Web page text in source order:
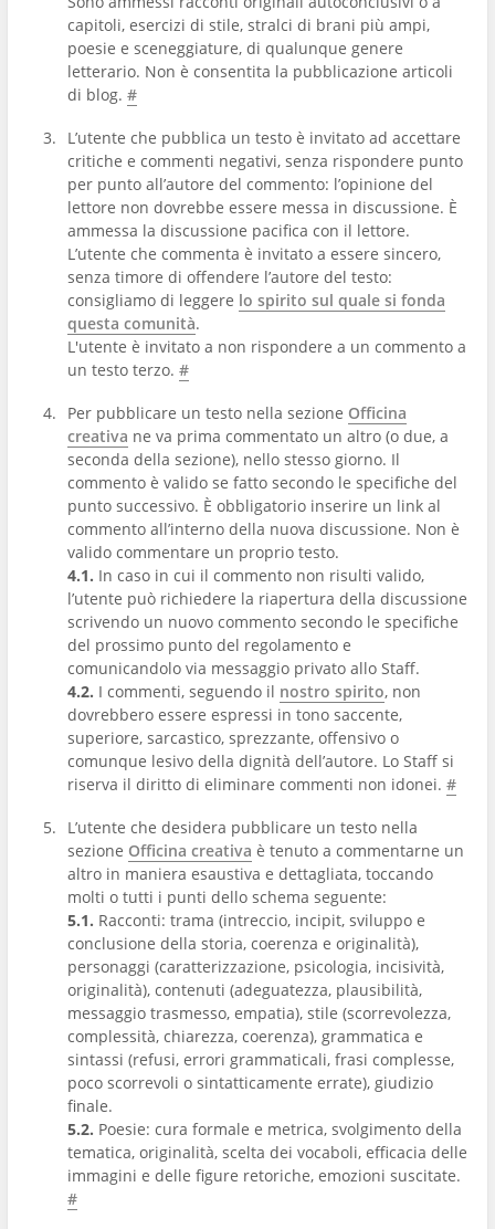
capitoli, esercizi di stile, stralci di brani più ampi,
poesie e sceneggiature, di qualunque genere
letterario. Non è consentita la pubblicazione articoli
di blog. #
L’utente che pubblica un testo è invitato ad accettare
critiche e commenti negativi, senza rispondere punto
per punto all’autore del commento: l’opinione del
lettore non dovrebbe essere messa in discussione. È
ammessa la discussione pacifica con il lettore.
L’utente che commenta è invitato a essere sincero,
senza timore di offendere l’autore del testo:
consigliamo di leggere lo spirito sul quale si fonda
questa comunità.
L'utente è invitato a non rispondere a un commento a
un testo terzo. #
Per pubblicare un testo nella sezione Officina
creativa ne va prima commentato un altro (o due, a
seconda della sezione), nello stesso giorno. Il
commento è valido se fatto secondo le specifiche del
punto successivo. È obbligatorio inserire un link al
commento all’interno della nuova discussione. Non è
valido commentare un proprio testo.
4.1. In caso in cui il commento non risulti valido,
l’utente può richiedere la riapertura della discussione
scrivendo un nuovo commento secondo le specifiche
del prossimo punto del regolamento e
comunicandolo via messaggio privato allo Staff.
4.2. I commenti, seguendo il nostro spirito, non
dovrebbero essere espressi in tono saccente,
superiore, sarcastico, sprezzante, offensivo o
comunque lesivo della dignità dell’autore. Lo Staff si
riserva il diritto di eliminare commenti non idonei. #
L’utente che desidera pubblicare un testo nella
sezione Officina creativa è tenuto a commentarne un
altro in maniera esaustiva e dettagliata, toccando
molti o tutti i punti dello schema seguente:
5.1. Racconti: trama (intreccio, incipit, sviluppo e
conclusione della storia, coerenza e originalità),
personaggi (caratterizzazione, psicologia, incisività,
originalità), contenuti (adeguatezza, plausibilità,
messaggio trasmesso, empatia), stile (scorrevolezza,
complessità, chiarezza, coerenza), grammatica e
sintassi (refusi, errori grammaticali, frasi complesse,
poco scorrevoli o sintatticamente errate), giudizio
finale.
5.2. Poesie: cura formale e metrica, svolgimento della
tematica, originalità, scelta dei vocaboli, efficacia delle
immagini e delle figure retoriche, emozioni suscitate.
#